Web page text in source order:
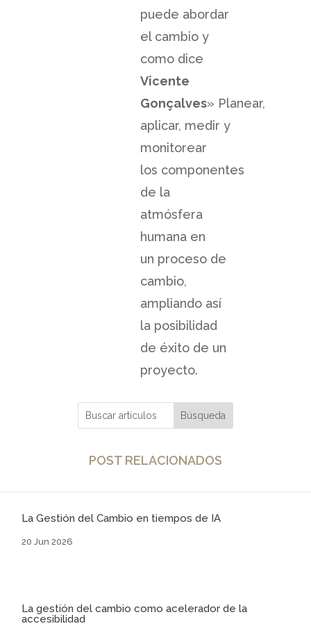
puede abordar
el cambio y
como dice
Vicente
Gonçalves» Planear,
aplicar, medir y
monitorear
los componentes
de la
atmósfera
humana en
un proceso de
cambio,
ampliando así
la posibilidad
de éxito de un
proyecto.
POST RELACIONADOS
La Gestión del Cambio en tiempos de IA
20 Jun 2026
La gestión del cambio como acelerador de la
accesibilidad